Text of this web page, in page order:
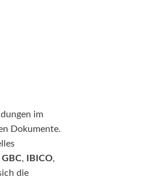
im
Dokumente.
GBC, IBICO,
die